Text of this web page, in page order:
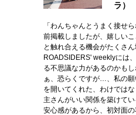
ラ）
「わんちゃんとうまく接せ
前掲載しましたが、嬉しい
と触れ合える機会がたくさん
ROADSIDERS' weeklyには
る不思議な力があるのかも
ぁ、恐らくですが…、私の
を開いてくれた、わけでは
主さんがいい関係を築けて
安心感があるから、初対面の